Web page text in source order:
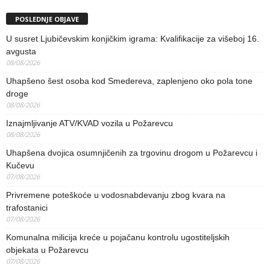
POSLEDNJE OBJAVE
U susret Ljubičevskim konjičkim igrama: Kvalifikacije za višeboj 16.
avgusta
08/08/2026
Uhapšeno šest osoba kod Smedereva, zaplenjeno oko pola tone
droge
08/08/2026
Iznajmljivanje ATV/KVAD vozila u Požarevcu
08/08/2026
Uhapšena dvojica osumnjičenih za trgovinu drogom u Požarevcu i
Kučevu
07/08/2026
Privremene poteškoće u vodosnabdevanju zbog kvara na
trafostanici
07/08/2026
Komunalna milicija kreće u pojačanu kontrolu ugostiteljskih
objekata u Požarevcu
07/08/2026